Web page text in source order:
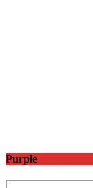
Purple